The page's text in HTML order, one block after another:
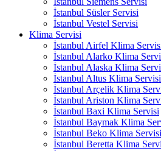
İstanbul Süsler Servisi
İstanbul Vestel Servisi
Klima Servisi
İstanbul Airfel Klima
İstanbul Alarko Klima
İstanbul Alaska Klima
İstanbul Altus Klima Servisi
İstanbul Arçelik Klima
İstanbul Ariston Klima
İstanbul Baxi Klima Servisi
İstanbul Baymak Klima
İstanbul Beko Klima Servisi
İstanbul Beretta Klima